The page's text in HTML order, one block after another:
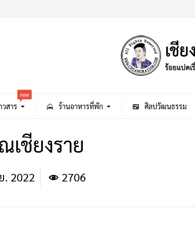
วสาร
new
ร้านอาหารที่พัก ศิลปวัฒนธรรม
เชียงราย
. 2022 2706